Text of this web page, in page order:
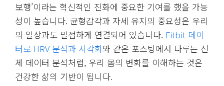
보행’이라는 혁신적인 진화에 중요한 기여를 했을 가능
성이 높습니다. 균형감각과 자세 유지의 중요성은 우리
의 일상과도 밀접하게 연결되어 있습니다. Fitbit 데이
터로 HRV 분석과 시각화와 같은 포스팅에서 다루는 신
체 데이터 분석처럼, 우리 몸의 변화를 이해하는 것은
건강한 삶의 기반이 됩니다.